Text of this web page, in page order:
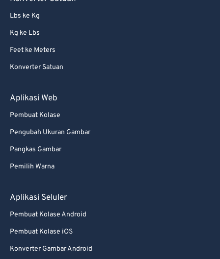
Lbs ke Kg
Kg ke Lbs
Feet ke Meters
Konverter Satuan
Aplikasi Web
Pembuat Kolase
Pengubah Ukuran Gambar
Pangkas Gambar
Pemilih Warna
Aplikasi Seluler
Pembuat Kolase Android
Pembuat Kolase iOS
Konverter Gambar Android